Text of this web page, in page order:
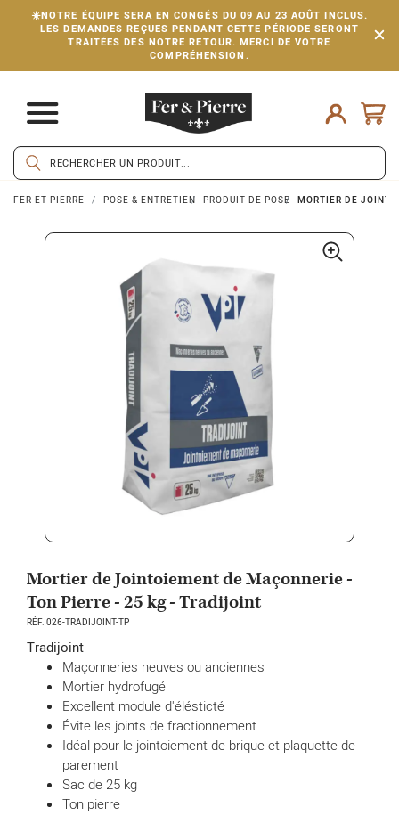
☀️NOTRE ÉQUIPE SERA EN CONGÉS DU 09 AU 23 AOÛT INCLUS.
LES DEMANDES REÇUES PENDANT CETTE PÉRIODE SERONT
TRAITÉES DÈS NOTRE RETOUR. MERCI DE VOTRE
COMPRÉHENSION.
FER ET PIERRE POSE & ENTRETIEN PRODUIT DE POSE MORTIER DE
Mortier de Jointoiement de Maçonnerie -
Ton Pierre - 25 kg - Tradijoint
RÉF. 026-TRADIJOINT-TP
Tradijoint
Maçonneries neuves ou anciennes
Mortier hydrofugé
Excellent module d'élésticté
Évite les joints de fractionnement
Idéal pour le jointoiement de brique et plaquette de
parement
Sac de 25 kg
Ton pierre